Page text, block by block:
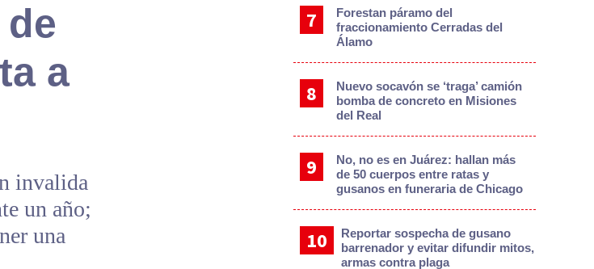
a
invalida
un año;
una
Forestan páramo del
fraccionamiento Cerradas del
Álamo
Nuevo socavón se ‘traga’ camión
bomba de concreto en Misiones
del Real
No, no es en Juárez: hallan más
de 50 cuerpos entre ratas y
gusanos en funeraria de Chicago
Reportar sospecha de gusano
barrenador y evitar difundir mitos,
armas contra plaga